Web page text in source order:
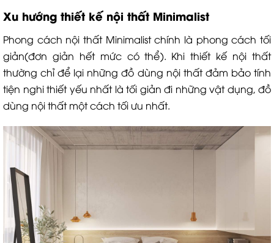
Xu hướng thiết kế nội thất Minimalist
Phong cách nội thất Minimalist chính là phong cách tối
giản(đơn giản hết mức có thể). Khi thiết kế nội thất
thường chỉ để lại những đồ dùng nội thất đảm bảo tính
tiện nghi thiết yếu nhất là tối giản đi những vật dụng, đồ
dùng nội thất một cách tối ưu nhất.